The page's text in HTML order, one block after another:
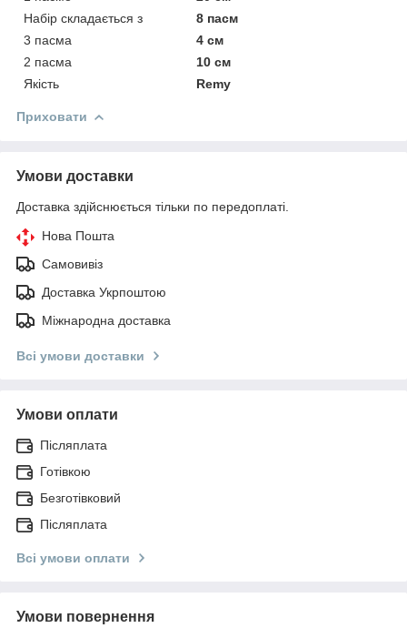
Набір складається з
8 пасм
3 пасма
4 см
2 пасма
10 см
Якість
Remy
Приховати
Умови доставки
Доставка здійснюється тільки по передоплаті.
Нова Пошта
Самовивіз
Доставка Укрпоштою
Міжнародна доставка
Всі умови доставки
Умови оплати
Післяплата
Готівкою
Безготівковий
Післяплата
Всі умови оплати
Умови повернення